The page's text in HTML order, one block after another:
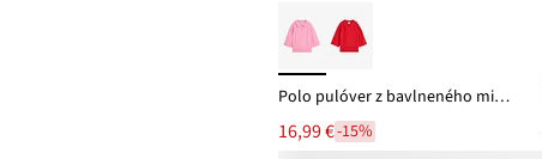
Polo pulóver z bavlneného mixu
16,99 €-15%